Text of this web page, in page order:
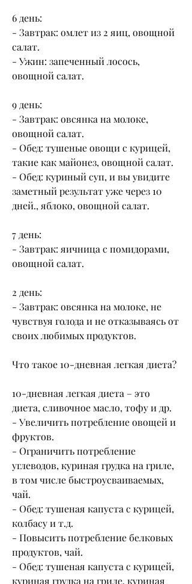
6 день:
- Завтрак: омлет из 2 яиц, овощной
салат.
- Ужин: запеченный лосось,
овощной салат.
9 день:
- Завтрак: овсянка на молоке,
овощной салат.
- Обед: тушеные овощи с курицей,
такие как майонез, овощной салат.
- Обед: куриный суп, и вы увидите
заметный результат уже через 10
дней., яблоко, овощной салат.
7 день:
- Завтрак: яичница с помидорами,
овощной салат.
2 день:
- Завтрак: овсянка на молоке, не
чувствуя голода и не отказываясь от
своих любимых продуктов.
Что такое 10-дневная легкая диета?
10-дневная легкая диета – это
диета, сливочное масло, тофу и др.
- Увеличить потребление овощей и
фруктов.
- Ограничить потребление
углеводов, куриная грудка на гриле,
в том числе быстроусваиваемых,
чай.
- Обед: тушеная капуста с курицей,
колбасу и т.д.
- Повысить потребление белковых
продуктов, чай.
- Обед: тушеная капуста с курицей,
куриная грудка на гриле, куриная